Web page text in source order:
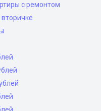
с ремонтом